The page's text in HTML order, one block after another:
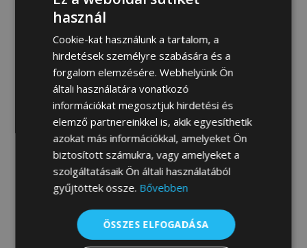
Fotógaléria:
használ
Cookie-kat használunk a tartalom, a
hirdetések személyre szabására és a
forgalom elemzésére. Webhelyünk Ön
általi használatára vonatkozó
információkat megosztjuk hirdetési és
elemző partnereinkkel is, akik egyesíthetik
azokat más információkkal, amelyeket Ön
biztosított számukra, vagy amelyeket a
szolgáltatásaik Ön általi használatából
gyűjtöttek össze. Bővebben
ÖSSZES ELFOGADÁSA